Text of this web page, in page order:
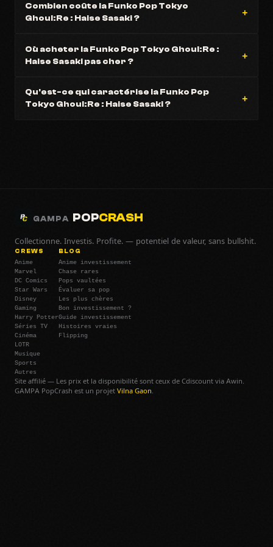
Combien coûte la Funko Pop Tokyo
Ghoul:Re : Haise Sasaki ?
Où acheter la Funko Pop Tokyo Ghoul:Re :
Haise Sasaki pas cher ?
Qu'est-ce qui caractérise la Funko Pop
Tokyo Ghoul:Re : Haise Sasaki ?
GAMPA POPCRASH
Collectionne. Investis. Profite. — potentiel de valeur, sans bullshit.
CREWS
Anime
Marvel
DC Comics
Star Wars
Disney
Gaming
Harry Potter
Séries TV
Cinéma
LOTR
Musique
Sports
Autres
BLOG
Anime investissement
Chase rares
Pops vaultées
Évaluer sa pop
Les plus chères
Bon investissement ?
Guide investissement
Histoires vraies
Flipping
Site affilié — Les prix et la disponibilité sont ceux de Cdiscount via Awin.
GAMPA PopCrash est un projet Vilna Gaon.